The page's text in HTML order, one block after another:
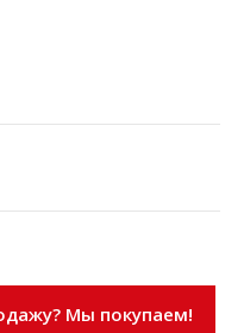
Мы покупаем!